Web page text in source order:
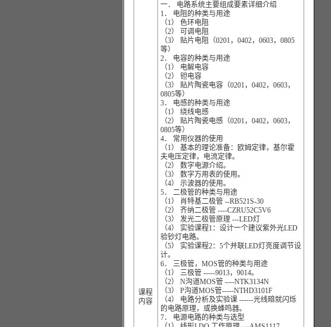
课程
内容
一． 电路系统主要组成要素详细介绍
1． 电阻的种类与用途
（1） 色环电阻
（2） 可调电阻
（3） 贴片电阻（0201，0402，0603，0805
等）
2． 电容的种类与用途
（1） 电解电容
（2） 钽电容
（3） 贴片陶瓷电容（0201，0402，0603，
0805等）
3． 电感的种类与用途
（1） 绕线电感
（2） 贴片陶瓷电感（0201，0402，0603，
0805等）
4． 常用仪器的使用
（1） 基本的理论准备：欧姆定律，基尔霍
夫电压定律，电流定律。
（2） 数字电源介绍。
（3） 数字万用表的使用。
（4） 示波器的使用。
5． 二极管的种类与用途
（1） 肖特基二极管 --RB521S-30
（2） 齐纳二极管 ----CZRU52C5V6
（3） 发光二极管原理 ---LED灯
（4） 实验课程1：设计一个建议紫外光LED
验钞灯电路。
（5） 实验课程2：5个并联LED灯亮度调节设
计。
6． 三极管，MOS管的种类与用途
（1） 三极管 -----9013，9014。
（2） N沟道MOS管 ----NTK3134N
（3） P沟道MOS管-----NTHD3101F
（4） 电路分析及实验课 ------光线暗就闪烁
的电路原理，或换蜂鸣器。
7． 电源电路的种类与选型